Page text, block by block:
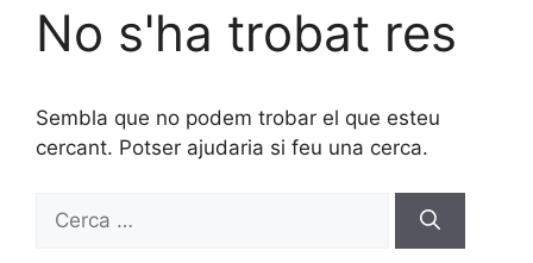
No s'ha trobat res
Sembla que no podem trobar el que esteu
cercant. Potser ajudaria si feu una cerca.
Cerca: